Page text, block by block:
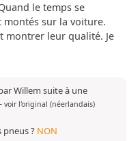
le temps se
montés sur la voiture.
montrer leur qualité. Je
Willem suite à une
- voir l'original (néerlandais)
pneus ? NON